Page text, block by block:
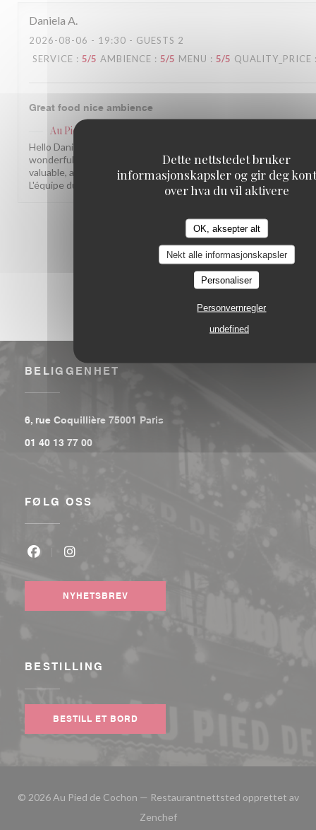
Dette nettstedet bruker
informasjonskapsler og gir deg
over hva du vil aktivere
OK, aksepter alt
Nekt alle informasjonskapsler
Personaliser
Personvernregler
undefined
Daniela A
2026-08-06 - 19:30 - GUESTS 2
SERVICE : 5/5 AMBIENCE : 5/5 MENU : 5/5 QUALITY_PRICE
Great food nice ambience
Au Pied de Cochon
Hello Daniela, What a pleasure to read your kind words! We are
wonderful time with us. Your feedback on anticipating our
valuable, and we will keep it in mind. We hope to welcome you
L'équipe du Au Pied de Cochon
2 3
BELIGGENHET
6, rue Coquillière 75001 Paris
01 40 13 77 00
FØLG OSS
NYHETSBREV
BESTILLING
BESTILL ET BORD
© 2026 Au Pied de Cochon — Restaurantnettsted opprettet av
Zenchef((åpner i et nytt vindu))